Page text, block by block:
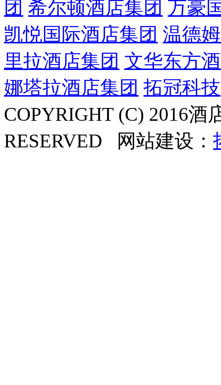
团 希尔顿酒店集团 万豪
凯悦国际酒店集团 温德
里拉酒店集团 文华东方
娜塔拉酒店集团 拓冠科技
COPYRIGHT (C) 2016酒
RESERVED
网站建设：